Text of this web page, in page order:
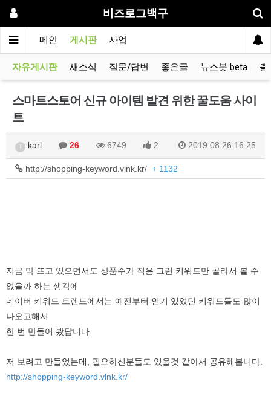
비즈로그백구
메인 게시판 사업
자유게시판 새소식 질문/답변 좋은글 뉴스봇 beta 출
스마트스토어 신규 아이템 발견 위한 꿀도움 사이
트
karl 26 6749 2 2019.08.26 16:25
http://shopping-keyword.vlnk.kr/ + 1132
지금 막 뜨고 있으면서도 상품수가 적은 그런 키워드만 골라서 볼 수
없을까 하는 생각에
네이버 키워드 트렌드에서는 예전부터 인기 있었던 키워드들도 많이
나오고해서
한 번 만들어 봤답니다.
저 보려고 만들었는데, 필요하신분들도 있을것 같아서 공유해봅니다.
http://shopping-keyword.vlnk.kr/